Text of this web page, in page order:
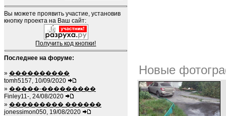
Вы можете проявить участие, установив
кнопку проекта на Ваш сайт:
Получить код кнопки!
Последнее на форуме:
» ����������
tomh5157, 10/09/2020
» �����-���������
Finley11-, 24/08/2020
» ��������� ������
jonessimon050, 19/08/2020
Новые